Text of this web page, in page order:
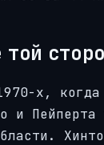
той
х,
и